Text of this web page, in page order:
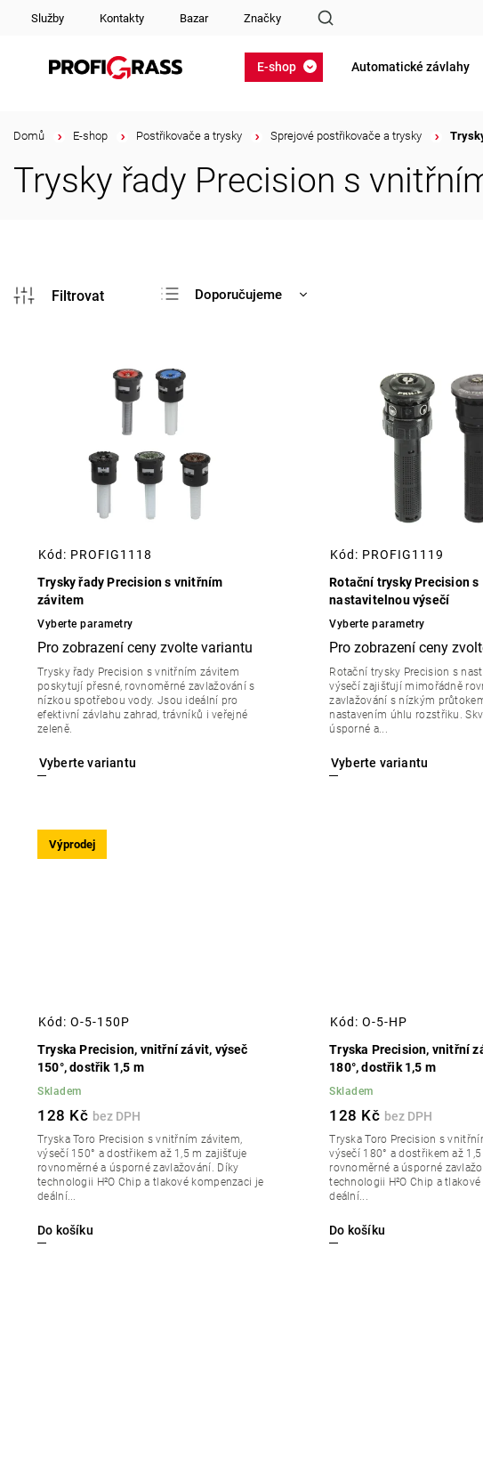
Služby Kontakty Bazar Značky
E-shop Automatické závlahy
Domů E-shop Postřikovače a trysky Sprejové postřikovače a trysky
Trysky řady Precision s
Doporučujeme
Trysky řady Precision s vnitřním
závitem
Vyberte parametry
Trysky řady Precision s vnitřním závitem
poskytují přesné, rovnoměrné zavlažování s
nízkou spotřebou vody. Jsou ideální pro
efektivní závlahu zahrad, trávníků i veřejné
zeleně.
Kód: PROFIG1118
Rotační trysky Precision s
nastavitelnou výsečí
Vyberte parametry
Rotační trysky Precision s
výsečí zajišťují mimořádně
zavlažování s nízkým
nastavením úhlu rozstřiku.
úsporné a...
Kód: PROFIG1119
Výprodej
Tryska Precision, vnitřní závit, výseč
150°, dostřik 1,5 m
Skladem
128 Kč
Do košíku
Tryska Toro Precision s vnitřním závitem,
výsečí 150° a dostřikem až 1,5 m zajišťuje
rovnoměrné a úsporné zavlažování. Díky
technologii H²O Chip a tlakové kompenzaci je
deální...
Kód: O-5-150P
Tryska Precision, vnitřní
180°, dostřik 1,5 m
Skladem
128 Kč
Do košíku
Tryska Toro Precision s
výsečí 180° a dostřikem až
rovnoměrné a úsporné
technologii H²O Chip a
deální...
Kód:O-5-HP